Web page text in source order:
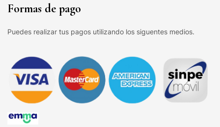
Formas de pago
Puedes realizar tus pagos utilizando los siguentes medios.